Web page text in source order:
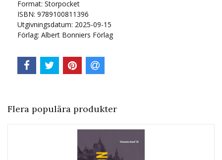
Format: Storpocket
ISBN: 9789100811396
Utgivningsdatum: 2025-09-15
Förlag: Albert Bonniers Förlag
Flera populära produkter